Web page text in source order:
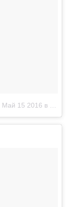
Май 15 2016 в 11:13 PDT